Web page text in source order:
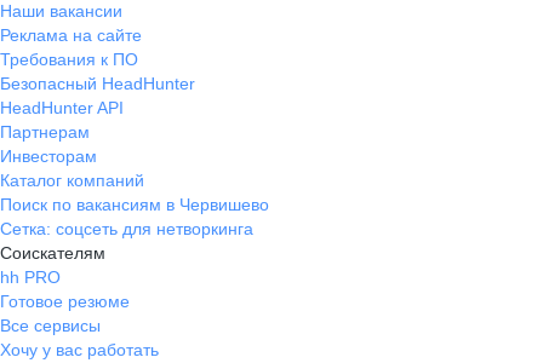
Наши вакансии
Реклама на сайте
Требования к ПО
Безопасный HeadHunter
HeadHunter API
Партнерам
Инвесторам
Каталог компаний
Поиск по вакансиям в Червишево
Сетка: соцсеть для нетворкинга
Соискателям
hh PRO
Готовое резюме
Все сервисы
Хочу у вас работать